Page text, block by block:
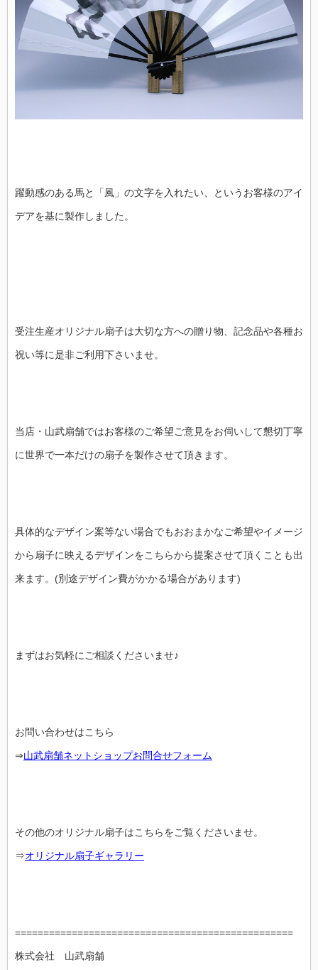
躍動感のある馬と「風」の文字を入れたい、というお客様のアイ
デアを基に製作しました。
受注生産オリジナル扇子は大切な方への贈り物、記念品や各種お
祝い等に是非ご利用下さいませ。
当店・山武扇舗ではお客様のご希望ご意見をお伺いして懇切丁寧
に世界で一本だけの扇子を製作させて頂きます。
具体的なデザイン案等ない場合でもおおまかなご希望やイメージ
から扇子に映えるデザインをこちらから提案させて頂くことも出
来ます。(別途デザイン費がかかる場合があります)
まずはお気軽にご相談くださいませ♪
お問い合わせはこちら
⇒山武扇舗ネットショップお問合せフォーム
その他のオリジナル扇子はこちらをご覧くださいませ。
⇒オリジナル扇子ギャラリー
=================================================
株式会社 山武扇舗